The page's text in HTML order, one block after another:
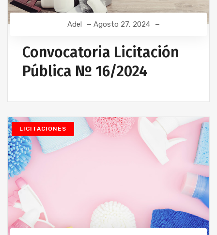
Adel Agosto 27, 2024
Convocatoria Licitación
Pública Nº 16/2024
LICITACIONES